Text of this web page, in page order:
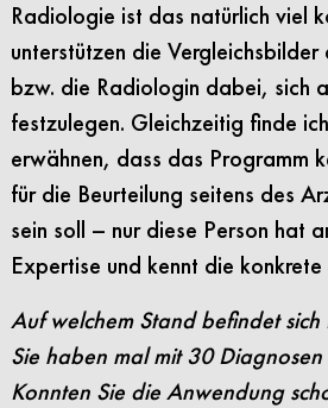
Radiologie ist das natürlich viel
unterstützen die
bzw. die Radiologin dabei, sich
festzulegen. Gleichzeitig finde
erwähnen, dass das Programm
für die Beurteilung seitens des
sein soll – nur diese Person hat
Expertise und kennt die konkrete
Auf welchem Stand befindet
Sie haben mal mit 30
Konnten Sie die Anwendung